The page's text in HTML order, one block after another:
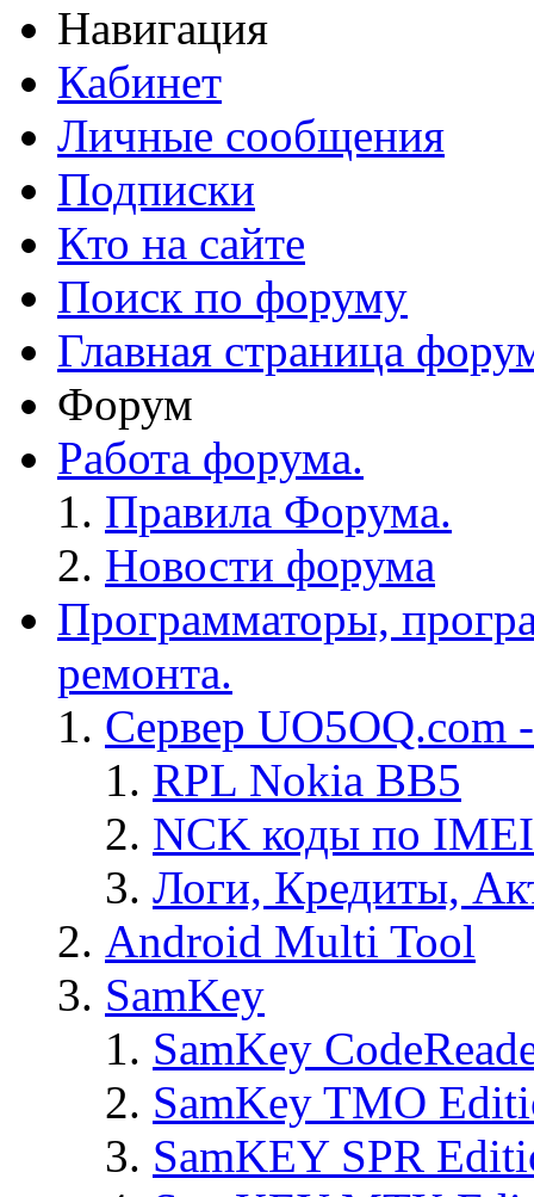
Навигация
Кабинет
Личные сообщения
Подписки
Кто на сайте
Поиск по форуму
Главная страница
Форум
Работа форума.
Правила Форума.
Новости форума
Программаторы,
ремонта.
Сервер
RPL Nokia BB5
NCK коды по IMEI
Логи, Кредиты,
Android Multi Tool
SamKey
SamKey
SamKey TMO
SamKEY SPR